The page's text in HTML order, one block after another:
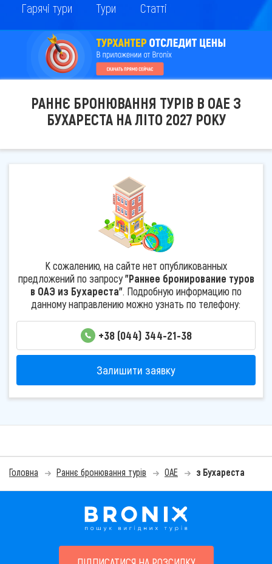
Гарячі тури Тури Статті
РАННЄ БРОНЮВАННЯ ТУРІВ В ОАЕ З
БУХАРЕСТА НА ЛІТО 2027 РОКУ
К сожалению, на сайте нет опубликованных
предложений по запросу"Раннее бронирование туров
в ОАЭ из Бухареста". Подробную информацию по
данному направлению можно узнать по телефону:
+38 (044) 344-21-38
Залишити заявку
Головна Раннє бронювання турів ОАЕ з Бухареста